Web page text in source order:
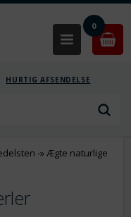
0
HURTIG AFSENDELSE
-»Ægte naturlige